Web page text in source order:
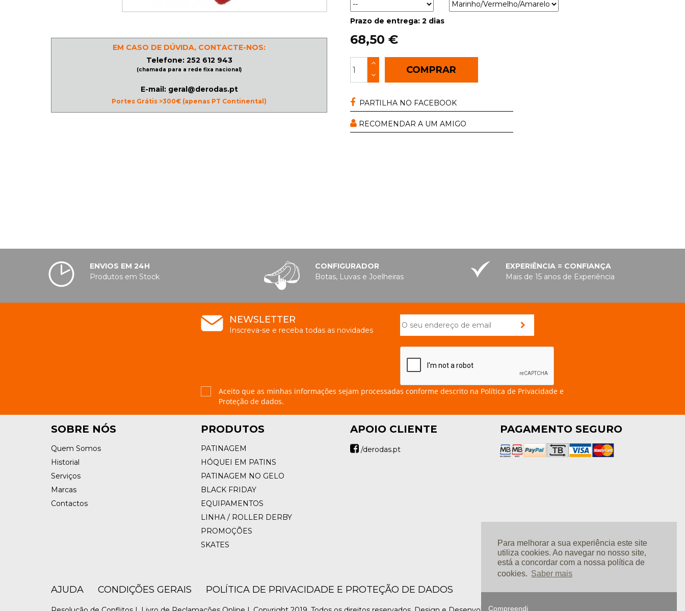
Para melhorar a sua experiência este site
utiliza cookies. Ao navegar no nosso site,
está a concordar com a nossa política de
cookies. Saber mais
Compreendi
EM CASO DE DÚVIDA, CONTACTE-NOS:
Telefone: 252 612 943
(chamada para a rede fixa nacional)
E-mail: geral@derodas.pt
Portes Grátis >300€ (apenas PT Continental)
Prazo de entrega: 2 dias
68,50 €
COMPRAR
PARTILHA NO FACEBOOK
RECOMENDAR A UM AMIGO
ENVIOS EM 24H
Produtos em Stock
CONFIGURADOR
Botas, Luvas e Joelheiras
EXPERIÊNCIA = CONFIANÇA
Mais de 15 anos de Experiência
NEWSLETTER
Inscreva-se e receba todas as novidades
Aceito que as minhas informações sejam processadas conforme descrito na Política de Privacidade e
Proteção de dados.
SOBRE NÓS
Quem Somos
Historial
Serviços
Marcas
Contactos
PRODUTOS
PATINAGEM
HÓQUEI EM PATINS
PATINAGEM NO GELO
BLACK FRIDAY
EQUIPAMENTOS
LINHA / ROLLER DERBY
PROMOÇÕES
SKATES
APOIO CLIENTE
/derodas.pt
PAGAMENTO SEGURO
AJUDA CONDIÇÕES GERAIS POLÍTICA DE PRIVACIDADE E PROTEÇÃO DE DADOS